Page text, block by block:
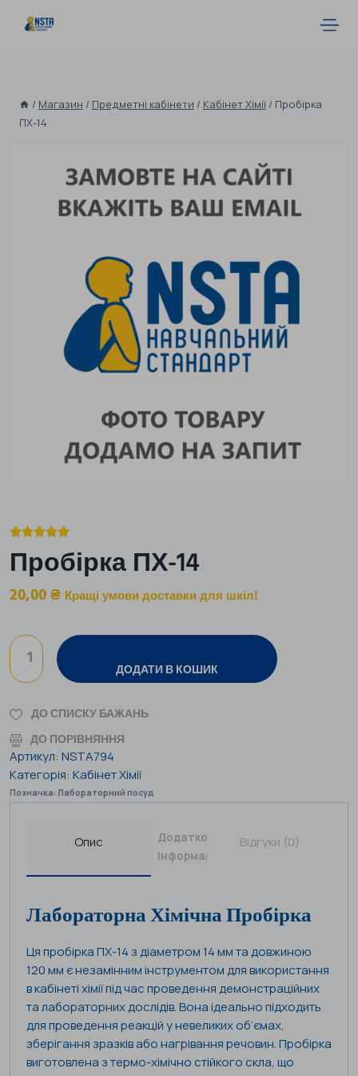
/ Магазин / Предметні кабінети / Кабінет Хімії / Пробірка
ПХ-14

Пробірка ПХ-14
20,00₴ Кращі умови доставки для шкіл!
ДОДАТИ В КОШИК
ДО СПИСКУ БАЖАНЬ
ДО ПОРІВНЯННЯ
Артикул: NSTA794
Категорія: Кабінет Хімії
Позначка: Лабораторний посуд
Опис
Додаткова
інформація
Відгуки (0)
Лабораторна Хімічна Пробірка
Ця пробірка ПХ-14 з діаметром 14 мм та довжиною
120 мм є незамінним інструментом для використання
в кабінеті хімії під час проведення демонстраційних
та лабораторних дослідів. Вона ідеально підходить
для проведення реакцій у невеликих об’ємах,
зберігання зразків або нагрівання речовин. Пробірка
виготовлена з термо-хімічно стійкого скла, що